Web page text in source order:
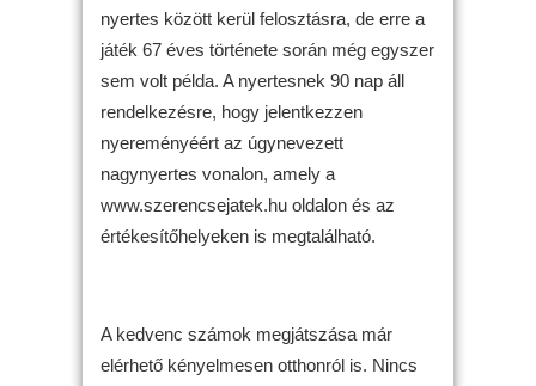
nyertes között kerül felosztásra, de erre a
játék 67 éves története során még egyszer
sem volt példa. A nyertesnek 90 nap áll
rendelkezésre, hogy jelentkezzen
nyereményéért az úgynevezett
nagynyertes vonalon, amely a
www.szerencsejatek.hu oldalon és az
értékesítőhelyeken is megtalálható.
A kedvenc számok megjátszása már
elérhető kényelmesen otthonról is. Nincs